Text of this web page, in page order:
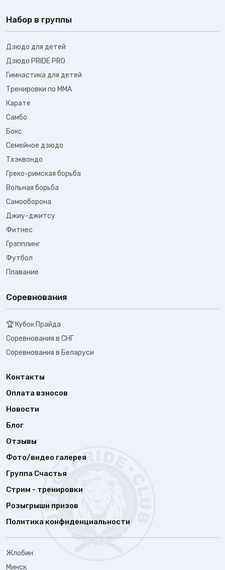
Набор в группы
Дзюдо для детей
Дзюдо PRIDE PRO
Гимнастика для детей
Тренировки по ММА
Карате
Самбо
Бокс
Семейное дзюдо
Тхэквондо
Греко-римская борьба
Вольная борьба
Самооборона
Джиу-джитсу
Фитнес
Грэпплинг
Футбол
Плавание
Соревнования
🏆 Кубок Прайда
Соревнования в СНГ
Соревнования в Беларуси
Контакты
Оплата взносов
Новости
Блог
Отзывы
Фото/видео галерея
Группа Счастья
Стрим - тренировки
Розыгрыши призов
Политика конфиденциальности
Жлобин
Минск